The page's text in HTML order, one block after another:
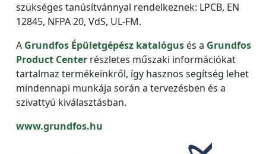
szükséges tanúsítvánnyal rendelkeznek: LPCB, EN
12845, NFPA 20, VdS, UL-FM.
A Grundfos Épületgépész katalógus és a Grundfos
Product Center részletes műszaki információkat
tartalmaz termékeinkről, így hasznos segítség lehet
mindennapi munkája során a tervezésben és a
szivattyú kiválasztásban.
www.grundfos.hu